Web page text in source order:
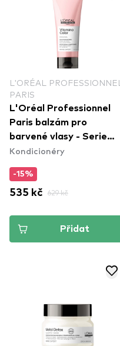
L'ORÉAL PROFESSIONNEL
PARIS
L'Oréal Professionnel
Paris balzám pro
barvené vlasy - Serie
Expert Vitamino Color
Kondicionéry
-15%
535 kč 629 kč
Přidat